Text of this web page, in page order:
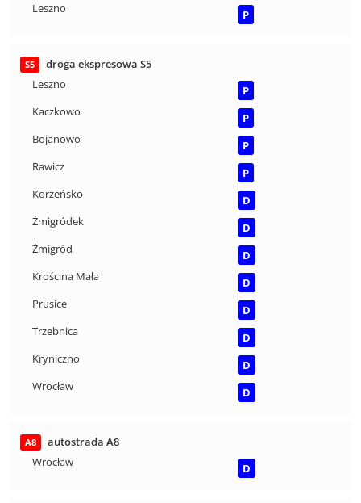
Leszno
P
S5
droga ekspresowa S5
Leszno
P
Kaczkowo
P
Bojanowo
P
Rawicz
P
Korzeńsko
D
Żmigródek
D
Żmigród
D
Krościna Mała
D
Prusice
D
Trzebnica
D
Kryniczno
D
Wrocław
D
A8
autostrada A8
Wrocław
D